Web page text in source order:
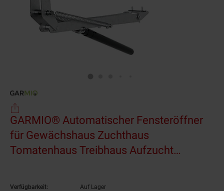
GARMIO® Automatischer Fensteröffner
für Gewächshaus Zuchthaus
Tomatenhaus Treibhaus Aufzucht
Verfügbarkeit:
Auf Lager